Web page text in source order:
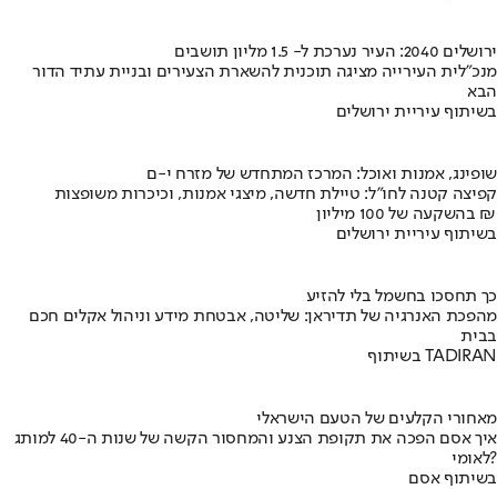
ירושלים 2040: העיר נערכת ל- 1.5 מליון תושבים
מנכ"לית העירייה מציגה תוכנית להשארת הצעירים ובניית עתיד הדור
הבא
בשיתוף עיריית ירושלים
שופינג, אמנות ואוכל: המרכז המתחדש של מזרח י-ם
קפיצה קטנה לחו"ל: טיילת חדשה, מיצגי אמנות, וכיכרות משופצות
בהשקעה של 100 מיליון ₪
בשיתוף עיריית ירושלים
כך תחסכו בחשמל בלי להזיע
מהפכת האנרגיה של תדיראן: שליטה, אבטחת מידע וניהול אקלים חכם
בבית
בשיתוף TADIRAN
מאחורי הקלעים של הטעם הישראלי
איך אסם הפכה את תקופת הצנע והמחסור הקשה של שנות ה-40 למותג
לאומי?
בשיתוף אסם